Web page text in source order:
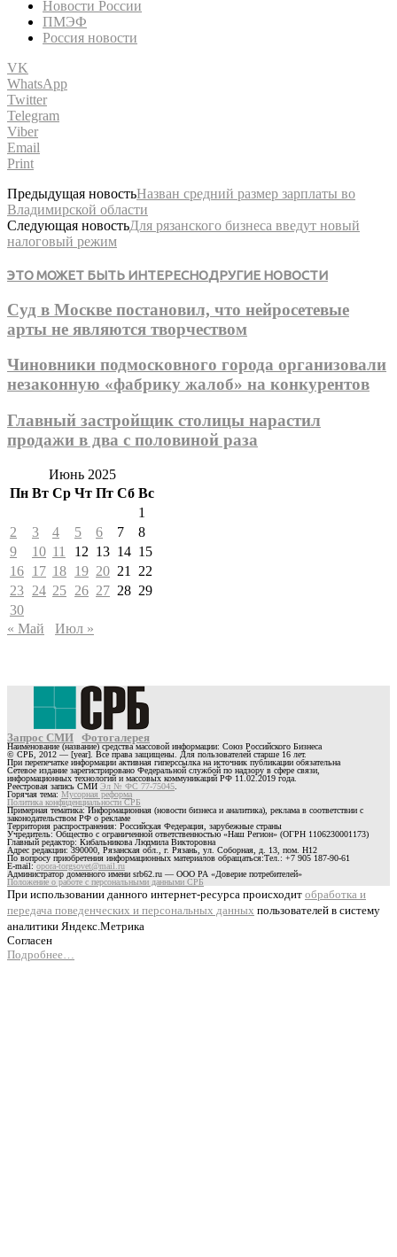
Новости России
ПМЭФ
Россия новости
VK
WhatsApp
Twitter
Telegram
Viber
Email
Print
Предыдущая новостьНазван средний размер зарплаты во
Владимирской области
Следующая новостьДля рязанского бизнеса введут новый
налоговый режим
ЭТО МОЖЕТ БЫТЬ ИНТЕРЕСНОДРУГИЕ НОВОСТИ
Суд в Москве постановил, что нейросетевые
арты не являются творчеством
Чиновники подмосковного города организовали
незаконную «фабрику жалоб» на конкурентов
Главный застройщик столицы нарастил
продажи в два с половиной раза
Июнь 2025
Пн Вт Ср Чт Пт Сб Вс
1
2
3 4 5 6 7
8
9
10 11 12 13 14 15
16 17 18 19 20 21
22
23 24 25 26 27 28 29
30
« Май
Июл »
Запрос СМИ Фотогалерея
Наименование (название) средства массовой информации: Союз Российского Бизнеса
© СРБ, 2012 — [year]. Все права защищены. Для пользователей старше 16 лет.
При перепечатке информации активная гиперссылка на источник публикации обязательна
Сетевое издание зарегистрировано Федеральной службой по надзору в сфере связи,
информационных технологий и массовых коммуникаций РФ 11.02.2019 года.
Реестровая запись СМИ Эл № ФС 77-75045
Горячая тема: Мусорная реформа
Политика конфиденциальности СРБ
Примерная тематика: Информационная (новости бизнеса и аналитика), реклама в соответствии с
законодательством РФ о рекламе
Территория распространения: Российская Федерация, зарубежные страны
Учредитель: Общество с ограниченной ответственностью «Наш Регион» (ОГРН 1106230001173)
Главный редактор: Кибальникова Людмила Викторовна
Адрес редакции: 390000, Рязанская обл., г. Рязань, ул. Соборная, д. 13, пом. Н12
По вопросу приобретения информационных материалов обращаться:Тел.: +7 905 187-90-61
E-mail:opora-torgsovet@mail.ru
Администратор доменного имени srb62.ru — ООО РА «Доверие потребителей»
Положение о работе с персональными данными СРБ
При использовании данного интернет-ресурса происходит обработка и
передача поведенческих и персональных данных пользователей в систему
аналитики Яндекс.Метрика
Согласен
Подробнее…